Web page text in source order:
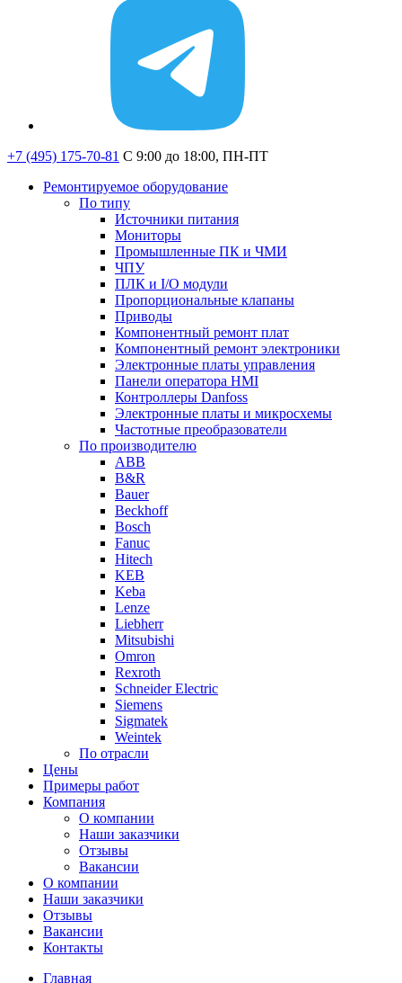
+7 (495) 175-70-81 C 9:00 до 18:00, ПН-ПТ
Ремонтируемое оборудование
По типу
Источники питания
Мониторы
Промышленные ПК и ЧМИ
ЧПУ
ПЛК и I/O модули
Пропорциональные клапаны
Приводы
Компонентный ремонт плат
Компонентный ремонт электроники
Электронные платы управления
Панели оператора HMI
Контроллеры Danfoss
Электронные платы и микросхемы
Частотные преобразователи
По производителю
ABB
B&R
Bauer
Beckhoff
Bosch
Fanuc
Hitech
KEB
Keba
Lenze
Liebherr
Mitsubishi
Omron
Rexroth
Schneider Electric
Siemens
Sigmatek
Weintek
По отрасли
Цены
Примеры работ
Компания
О компании
Наши заказчики
Отзывы
Вакансии
О компании
Наши заказчики
Отзывы
Вакансии
Контакты
Главная